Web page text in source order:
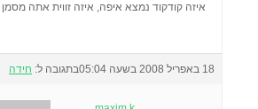
איזה קודקוד נמצא איפה, איזה זווית אתה
18 באפריל 2008 בשעה 05:04 בתגובה ל: חידה